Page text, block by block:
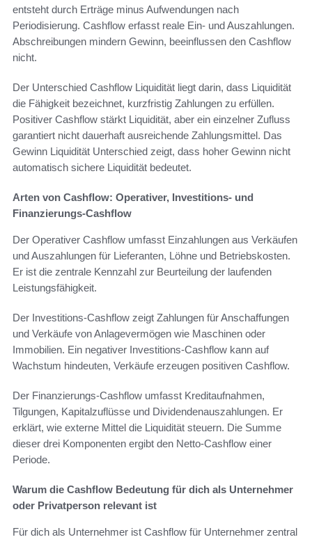
entsteht durch Erträge minus Aufwendungen nach
Periodisierung. Cashflow erfasst reale Ein- und Auszahlungen.
Abschreibungen mindern Gewinn, beeinflussen den Cashflow
nicht.
Der Unterschied Cashflow Liquidität liegt darin, dass Liquidität
die Fähigkeit bezeichnet, kurzfristig Zahlungen zu erfüllen.
Positiver Cashflow stärkt Liquidität, aber ein einzelner Zufluss
garantiert nicht dauerhaft ausreichende Zahlungsmittel. Das
Gewinn Liquidität Unterschied zeigt, dass hoher Gewinn nicht
automatisch sichere Liquidität bedeutet.
Arten von Cashflow: Operativer, Investitions- und
Finanzierungs-Cashflow
Der Operativer Cashflow umfasst Einzahlungen aus Verkäufen
und Auszahlungen für Lieferanten, Löhne und Betriebskosten.
Er ist die zentrale Kennzahl zur Beurteilung der laufenden
Leistungsfähigkeit.
Der Investitions-Cashflow zeigt Zahlungen für Anschaffungen
und Verkäufe von Anlagevermögen wie Maschinen oder
Immobilien. Ein negativer Investitions-Cashflow kann auf
Wachstum hindeuten, Verkäufe erzeugen positiven Cashflow.
Der Finanzierungs-Cashflow umfasst Kreditaufnahmen,
Tilgungen, Kapitalzuflüsse und Dividendenauszahlungen. Er
erklärt, wie externe Mittel die Liquidität steuern. Die Summe
dieser drei Komponenten ergibt den Netto-Cashflow einer
Periode.
Warum die Cashflow Bedeutung für dich als Unternehmer
oder Privatperson relevant ist
Für dich als Unternehmer ist Cashflow für Unternehmer zentral